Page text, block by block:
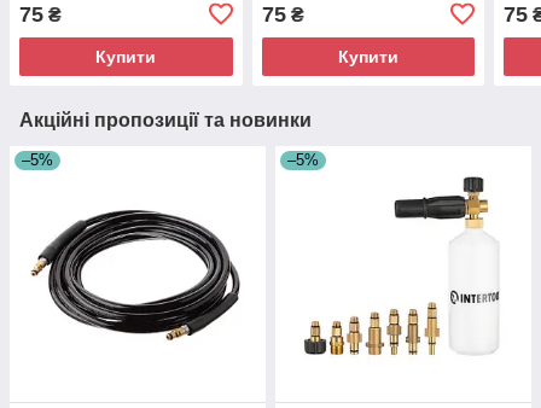
75 ₴
Купити
75₴
Купити
75
Акційні пропозиції та новинки
–5% –5%